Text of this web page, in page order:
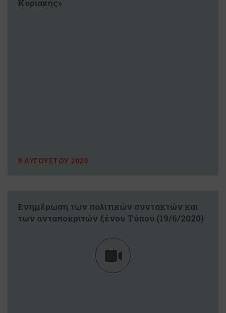
Κυριακής»
9 ΑΥΓΟΥΣΤΟΥ 2020
Eνημέρωση των πολιτικών συντακτών και
των ανταποκριτών ξένου Tύπου (19/6/2020)